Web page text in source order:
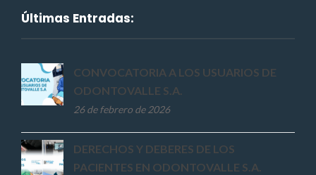
Últimas Entradas:
CONVOCATORIA A LOS USUARIOS DE
ODONTOVALLE S.A.
26 de febrero de 2026
DERECHOS Y DEBERES DE LOS
PACIENTES EN ODONTOVALLE S.A.